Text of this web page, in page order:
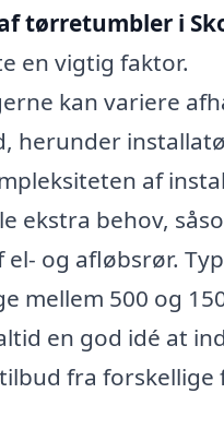
tørretumbler i
en vigtig faktor.
kan variere
herunder
af
ekstra behov,
og afløbsrør.
mellem 500 og
en god idé at
fra forskellige